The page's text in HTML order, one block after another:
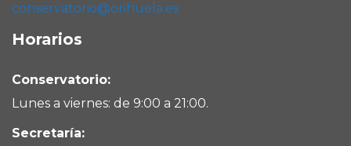
conservatorio@orihuela.es
Horarios
Conservatorio:
Lunes a viernes: de 9:00 a 21:00.
Secretaría: